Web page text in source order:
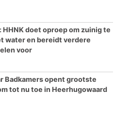
HHNK doet oproep om zuinig te
water en bereidt verdere
voor
Badkamers opent grootste
tot nu toe in Heerhugowaard